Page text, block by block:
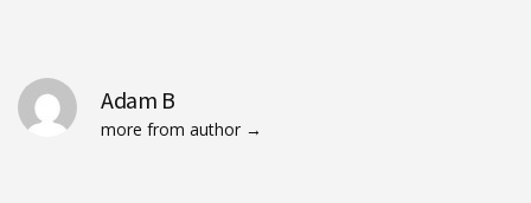
Adam B
more from author